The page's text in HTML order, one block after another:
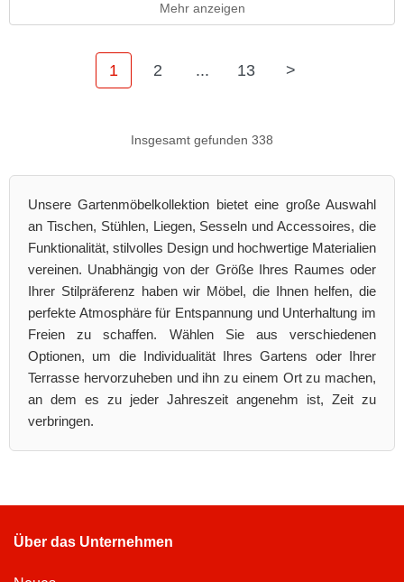
Mehr anzeigen
1 2 ... 13 >
Insgesamt gefunden 338
Unsere Gartenmöbelkollektion bietet eine große Auswahl
an Tischen, Stühlen, Liegen, Sesseln und Accessoires, die
Funktionalität, stilvolles Design und hochwertige Materialien
vereinen. Unabhängig von der Größe Ihres Raumes oder
Ihrer Stilpräferenz haben wir Möbel, die Ihnen helfen, die
perfekte Atmosphäre für Entspannung und Unterhaltung im
Freien zu schaffen. Wählen Sie aus verschiedenen
Optionen, um die Individualität Ihres Gartens oder Ihrer
Terrasse hervorzuheben und ihn zu einem Ort zu machen,
an dem es zu jeder Jahreszeit angenehm ist, Zeit zu
verbringen.
Über das Unternehmen